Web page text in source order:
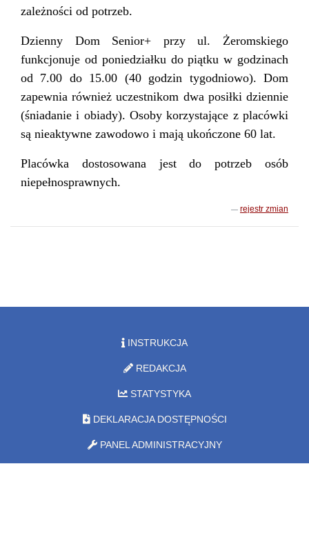
zależności od potrzeb.
Dzienny Dom Senior+ przy ul. Żeromskiego
funkcjonuje od poniedziałku do piątku w godzinach
od 7.00 do 15.00 (40 godzin tygodniowo). Dom
zapewnia również uczestnikom dwa posiłki dziennie
(śniadanie i obiady). Osoby korzystające z placówki
są nieaktywne zawodowo i mają ukończone 60 lat.
Placówka dostosowana jest do potrzeb osób
niepełnosprawnych.
rejestr zmian
INSTRUKCJA
REDAKCJA
STATYSTYKA
DEKLARACJA DOSTĘPNOŚCI
PANEL ADMINISTRACYJNY